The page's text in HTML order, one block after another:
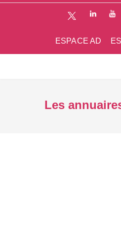
ESPACE AD
Les